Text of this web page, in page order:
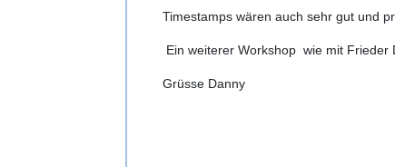
Timestamps wären auch sehr gut und
Ein weiterer Workshop wie mit Frieder
Grüsse Danny